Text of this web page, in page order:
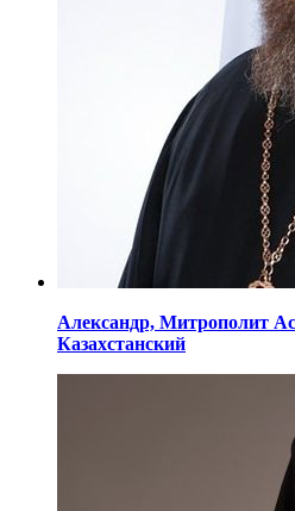
Александр, Митрополит
Казахстанский